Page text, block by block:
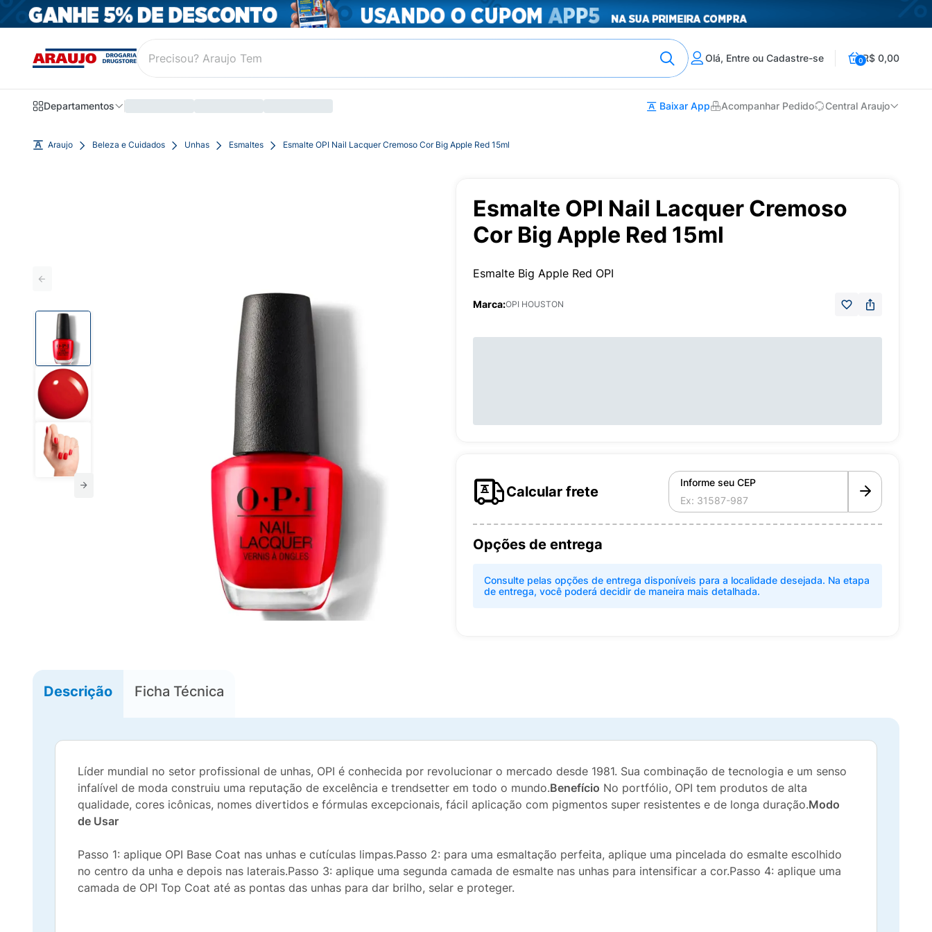
Olá, Entre ou Cadastre-se 0R$ 0,00
Departamentos Baixar App Acompanhar Pedido Central Araujo
Araujo Beleza e Cuidados Unhas Esmaltes Esmalte OPI Nail Lacquer Cremoso Cor Big Apple Red 15ml
Esmalte OPI Nail Lacquer Cremoso
Cor Big Apple Red 15ml
Esmalte Big Apple Red OPI
Marca:OPI HOUSTON
Calcular frete
Informe seu CEP
Opções de entrega
Consulte pelas opções de entrega disponíveis para a localidade desejada. Na etapa
de entrega, você poderá decidir de maneira mais detalhada.
Descrição Ficha Técnica
Líder mundial no setor profissional de unhas, OPI é conhecida por revolucionar o mercado desde 1981. Sua combinação de tecnologia e um senso
infalível de moda construiu uma reputação de excelência e trendsetter em todo o mundo.Benefício No portfólio, OPI tem produtos de alta
qualidade, cores icônicas, nomes divertidos e fórmulas excepcionais, fácil aplicação com pigmentos super resistentes e de longa duração.Modo
de Usar
Passo 1: aplique OPI Base Coat nas unhas e cutículas limpas.Passo 2: para uma esmaltação perfeita, aplique uma pincelada do esmalte escolhido
no centro da unha e depois nas laterais.Passo 3: aplique uma segunda camada de esmalte nas unhas para intensificar a cor.Passo 4: aplique uma
camada de OPI Top Coat até as pontas das unhas para dar brilho, selar e proteger.